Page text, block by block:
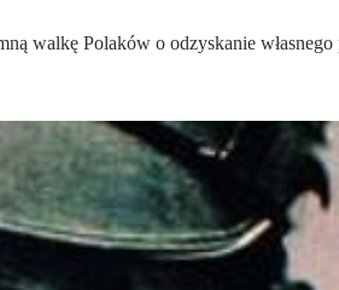
walkę Polaków o odzyskanie własnego